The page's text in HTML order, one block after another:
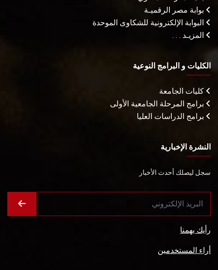
بوابة مصر الرقميـة
البوابة الإلكترونية للشكاوى الموحدة
المزيـد . . .
الكليات و البرامج النوعية
كليات الجامعة
برامج المرحلة الجامعية الأولى
برامج الدراسات العليا
النشرة الإخبارية
سجل ليصلك أحدث الأخبار
رأيك يهمنا
أراء المستخدمين